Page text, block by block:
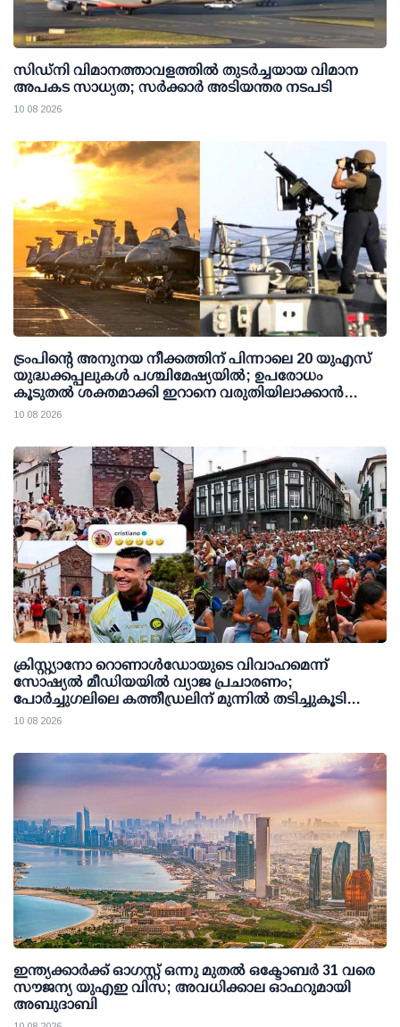
സിഡ്‌നി വിമാനത്താവളത്തില്‍ തുടര്‍ച്ചയായ വിമാന
അപകട സാധ്യത; സര്‍ക്കാര്‍ അടിയന്തര നടപടി
10 08 2026
ട്രംപിന്റെ അനുനയ നീക്കത്തിന് പിന്നാലെ 20 യുഎസ്
യുദ്ധക്കപ്പലുകള്‍ പശ്ചിമേഷ്യയില്‍; ഉപരോധം
കൂടുതല്‍ ശക്തമാക്കി ഇറാനെ വരുതിയിലാക്കാന്‍
നീക്കം
10 08 2026
ക്രിസ്റ്റ്യാനോ റൊണാള്‍ഡോയുടെ വിവാഹമെന്ന്
സോഷ്യല്‍ മീഡിയയില്‍ വ്യാജ പ്രചാരണം;
പോര്‍ച്ചുഗലിലെ കത്തീഡ്രലിന് മുന്നില്‍ തടിച്ചുകൂടി
ജനക്കൂട്ടം
10 08 2026
ഇന്ത്യക്കാര്‍ക്ക് ഓഗസ്റ്റ് ഒന്നു മുതല്‍ ഒക്ടോബര്‍ 31 വരെ
സൗജന്യ യുഎഇ വിസ; അവധിക്കാല ഓഫറുമായി
അബുദാബി